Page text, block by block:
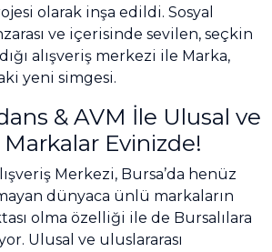
olarak inşa edildi. Sosyal
ve içerisinde sevilen, seçkin
alışveriş merkezi ile Marka,
yeni simgesi.
& AVM İle Ulusal ve
Markalar Evinizde!
Merkezi, Bursa’da henüz
dünyaca ünlü markaların
olma özelliği ile de Bursalılara
Ulusal ve uluslararası